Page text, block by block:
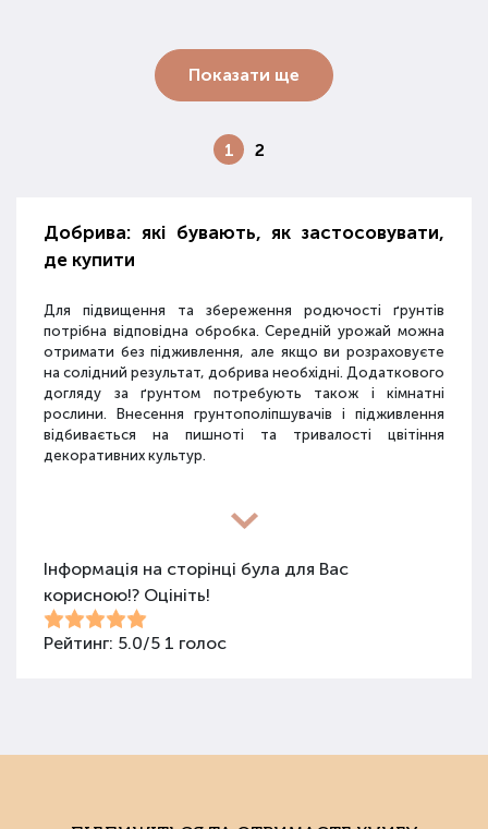
Показати ще
1 2
Добрива: які бувають, як застосовувати,
де купити
Для підвищення та збереження родючості ґрунтів
потрібна відповідна обробка. Середній урожай можна
отримати без підживлення, але якщо ви розраховуєте
на солідний результат, добрива необхідні. Додаткового
догляду за ґрунтом потребують також і кімнатні
рослини. Внесення грунтополіпшувачів і підживлення
відбивається на пишноті та тривалості цвітіння
декоративних культур.
Різновиди засобів для покращення
Для покращення поживних якостей ґрунту
використовуються різні види засобів: мінеральні
добрива, органічні суміші, засоби змішаного типу,
Органічні добрива
Інформація на сторінці була для Вас
корисною!? Оцініть!
Рейтинг: 5.0/5 1 голос